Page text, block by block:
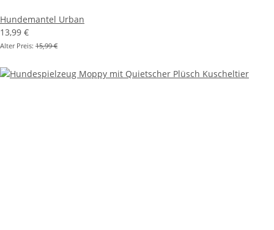
Hundemantel Urban
13,99 €
Alter Preis: 15,99 €